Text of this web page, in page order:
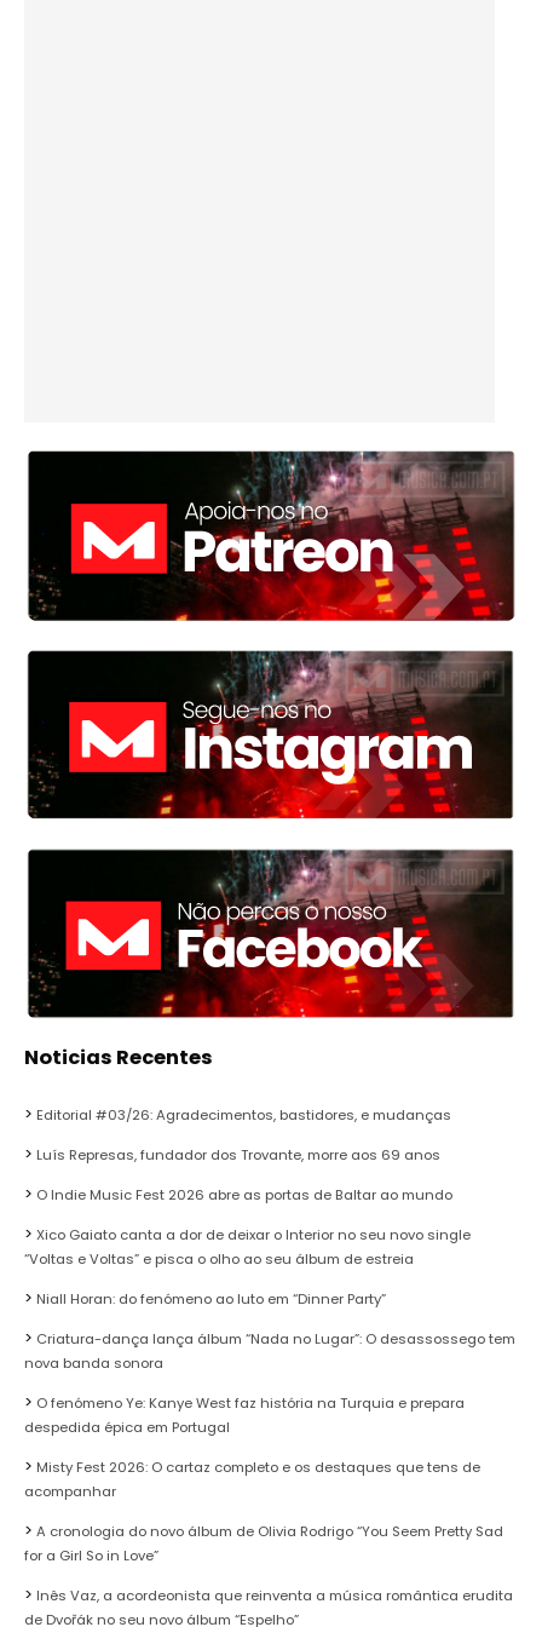
Noticias Recentes
Editorial #03/26: Agradecimentos, bastidores, e mudanças
Luís Represas, fundador dos Trovante, morre aos 69 anos
O Indie Music Fest 2026 abre as portas de Baltar ao mundo
Xico Gaiato canta a dor de deixar o Interior no seu novo single
“Voltas e Voltas” e pisca o olho ao seu álbum de estreia
Niall Horan: do fenómeno ao luto em “Dinner Party”
Criatura-dança lança álbum “Nada no Lugar”: O desassossego tem
nova banda sonora
O fenómeno Ye: Kanye West faz história na Turquia e prepara
despedida épica em Portugal
Misty Fest 2026: O cartaz completo e os destaques que tens de
acompanhar
A cronologia do novo álbum de Olivia Rodrigo “You Seem Pretty Sad
for a Girl So in Love”
Inês Vaz, a acordeonista que reinventa a música romântica erudita
de Dvořák no seu novo álbum “Espelho”